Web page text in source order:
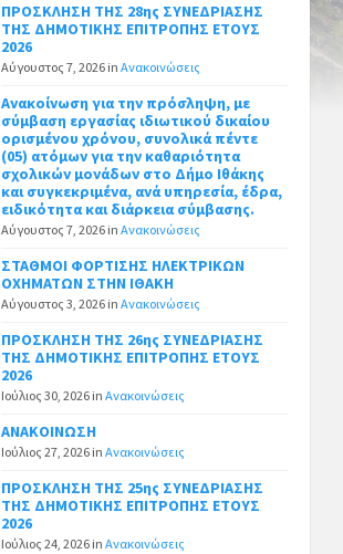
ΠΡΟΣΚΛΗΣΗ ΤΗΣ 28ης ΣΥΝΕΔΡΙΑΣΗΣ
ΤΗΣ ΔΗΜΟΤΙΚΗΣ ΕΠΙΤΡΟΠΗΣ ΕΤΟΥΣ
2026
Αύγουστος 7, 2026 inΑνακοινώσεις
Ανακοίνωση για την πρόσληψη, με
σύμβαση εργασίας ιδιωτικού δικαίου
ορισμένου χρόνου, συνολικά πέντε
(05) ατόμων για την καθαριότητα
σχολικών μονάδων στο Δήμο Ιθάκης
και συγκεκριμένα, ανά υπηρεσία, έδρα,
ειδικότητα και διάρκεια σύμβασης.
Αύγουστος 7, 2026 inΑνακοινώσεις
ΣΤΑΘΜΟΙ ΦΟΡΤΙΣΗΣ ΗΛΕΚΤΡΙΚΩΝ
ΟΧΗΜΑΤΩΝ ΣΤΗΝ ΙΘΑΚΗ
Αύγουστος 3, 2026 inΑνακοινώσεις
ΠΡΟΣΚΛΗΣΗ ΤΗΣ 26ης ΣΥΝΕΔΡΙΑΣΗΣ
ΤΗΣ ΔΗΜΟΤΙΚΗΣ ΕΠΙΤΡΟΠΗΣ ΕΤΟΥΣ
2026
Ιούλιος 30, 2026 inΑνακοινώσεις
ΑΝΑΚΟΙΝΩΣΗ
Ιούλιος 27, 2026 inΑνακοινώσεις
ΠΡΟΣΚΛΗΣΗ ΤΗΣ 25ης ΣΥΝΕΔΡΙΑΣΗΣ
ΤΗΣ ΔΗΜΟΤΙΚΗΣ ΕΠΙΤΡΟΠΗΣ ΕΤΟΥΣ
2026
Ιούλιος 24, 2026 inΑνακοινώσεις